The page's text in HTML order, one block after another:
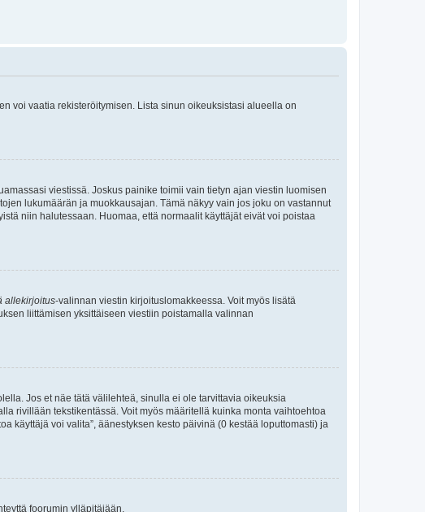
voi vaatia rekisteröitymisen. Lista sinun oikeuksistasi alueella on
viestissä. Joskus painike toimii vain tietyn ajan viestin luomisen
lukumäärän ja muokkausajan. Tämä näkyy vain jos joku on vastannut
niin halutessaan. Huomaa, että normaalit käyttäjät eivät voi poistaa
allekirjoitus-valinnan viestin kirjoituslomakkeessa. Voit myös lisätä
liittämisen yksittäiseen viestiin poistamalla valinnan
Jos et näe tätä välilehteä, sinulla ei ole tarvittavia oikeuksia
rivillään tekstikentässä. Voit myös määritellä kuinka monta vaihtoehtoa
käyttäjä voi valita”, äänestyksen kesto päivinä (0 kestää loputtomasti) ja
foorumin ylläpitäjään.